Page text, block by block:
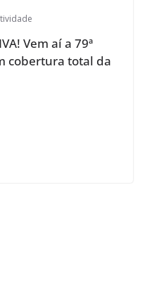
Vem aí a 79ª
cobertura total da